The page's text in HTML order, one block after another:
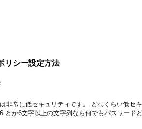
リシー設定方法
非常に低セキュリティです。 どれくらい低セキ
とか6文字以上の文字列なら何でもパスワードと